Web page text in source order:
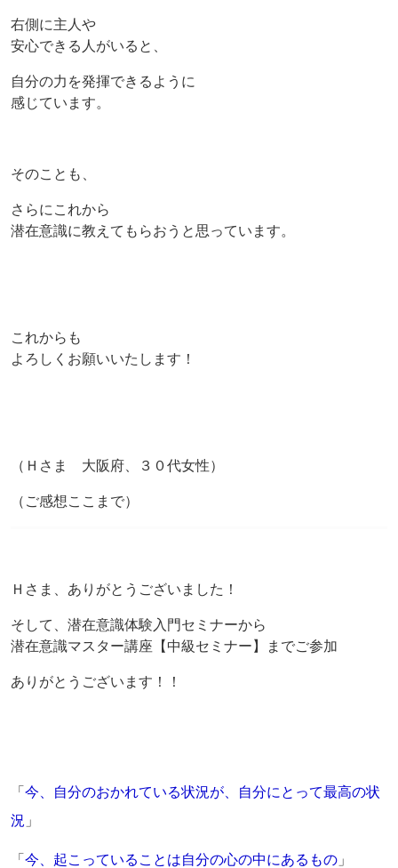
右側に主人や
安心できる人がいると、
自分の力を発揮できるように
感じています。
そのことも、
さらにこれから
潜在意識に教えてもらおうと思っています。
これからも
よろしくお願いいたします！
（Ｈさま 大阪府、３０代女性）
（ご感想ここまで）
Ｈさま、ありがとうございました！
そして、潜在意識体験入門セミナーから
潜在意識マスター講座【中級セミナー】までご参加
ありがとうございます！！
「 今、自分のおかれている状況が、
自分にとって最高の状
況 」
「 今、起こっていることは自分の心の中にあるもの 」